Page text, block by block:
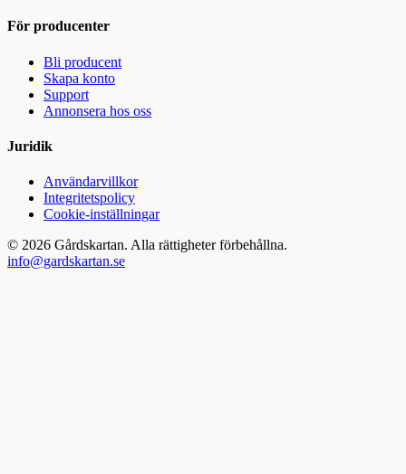
För producenter
Bli producent
Skapa konto
Support
Annonsera hos oss
Juridik
Användarvillkor
Integritetspolicy
Cookie-inställningar
© 2026 Gårdskartan. Alla rättigheter förbehållna.
info@gardskartan.se